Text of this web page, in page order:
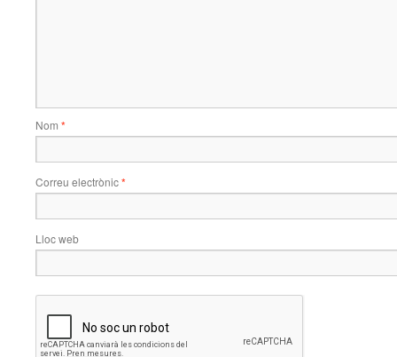
Nom *
Correu electrònic*
Lloc web